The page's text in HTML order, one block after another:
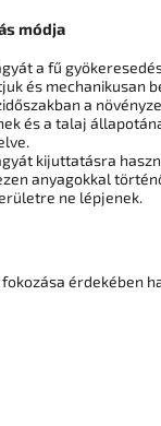
módja
a fű
és mechanikusan
a
és a talaj
kijuttatásra
anyagokkal
ne lépjenek.
fokozása érdekében